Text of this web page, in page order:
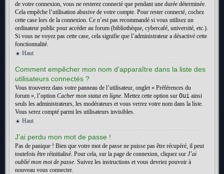
de votre connexion, vous ne resterez connecté que pendant une durée déterminée.
Cela empêche l’utilisation abusive de votre compte. Pour rester connecté, cochez
cette case lors de la connexion. Ce n’est pas recommandé si vous utilisez un
ordinateur public pour accéder au forum (bibliothèque, cybercafé, université, etc.).
Si vous ne voyez pas cette case, cela signifie que l’administrateur a désactivé cette
fonctionnalité.
Haut
Comment empêcher mon nom d’apparaître dans la liste des
utilisateurs connectés ?
Vous trouverez dans votre panneau de l’utilisateur, onglet « Préférences du
forum », l’option Cacher mon statut en ligne. Mettez cette option sur Oui ainsi
seuls les administrateurs, les modérateurs et vous verrez votre nom dans la liste.
Vous serez compté parmi les utilisateurs invisibles.
Haut
J’ai perdu mon mot de passe !
Pas de panique ! Bien que votre mot de passe ne puisse pas être récupéré, il peut
toutefois être réinitialisé. Pour cela, sur la page de connexion, cliquez sur J’ai
oublié mon mot de passe. Suivez les instructions et vous devriez pouvoir à
nouveau vous connecter.